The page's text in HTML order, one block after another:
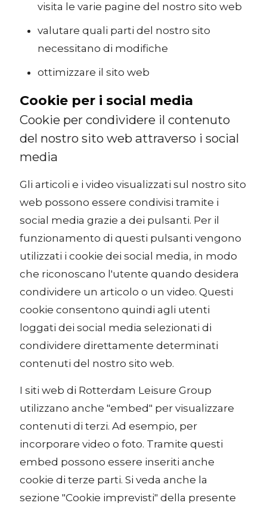
visita le varie pagine del nostro sito web
valutare quali parti del nostro sito
necessitano di modifiche
ottimizzare il sito web
Cookie per i social media
Cookie per condividere il contenuto
del nostro sito web attraverso i social
media
Gli articoli e i video visualizzati sul nostro sito
web possono essere condivisi tramite i
social media grazie a dei pulsanti. Per il
funzionamento di questi pulsanti vengono
utilizzati i cookie dei social media, in modo
che riconoscano l'utente quando desidera
condividere un articolo o un video. Questi
cookie consentono quindi agli utenti
loggati dei social media selezionati di
condividere direttamente determinati
contenuti del nostro sito web.
I siti web di Rotterdam Leisure Group
utilizzano anche "embed" per visualizzare
contenuti di terzi. Ad esempio, per
incorporare video o foto. Tramite questi
embed possono essere inseriti anche
cookie di terze parti. Si veda anche la
sezione "Cookie imprevisti" della presente